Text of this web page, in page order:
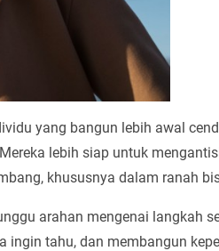
yang bangun lebih awal
lebih siap untuk
khususnya dalam ranah
arahan mengenai langkah
tahu, dan membangun